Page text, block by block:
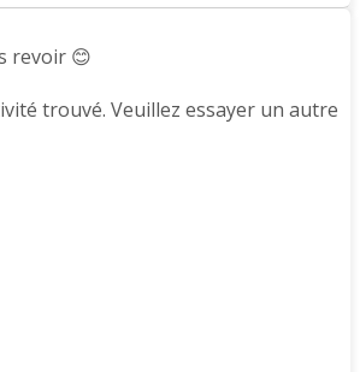
revoir 😊
trouvé. Veuillez essayer un autre